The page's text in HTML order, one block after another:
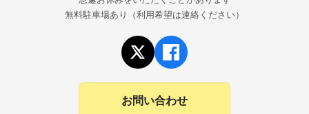
無料駐車場あり（利用希望は連絡ください）
お問い合わせ